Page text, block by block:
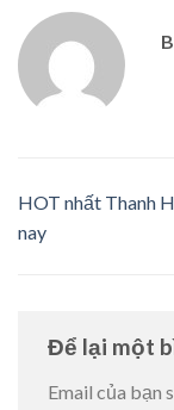
HOT nhất Thanh
nay
Để lại một
Email của bạn